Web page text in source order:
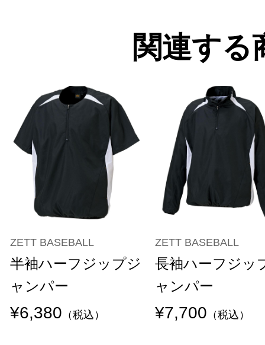
関連する
ZETT BASEBALL
半袖ハーフジップジ
ャンパー
¥6,380 （税込）
ZETT BASEBALL
長袖ハーフジッ
ャンパー
¥7,700 （税込）